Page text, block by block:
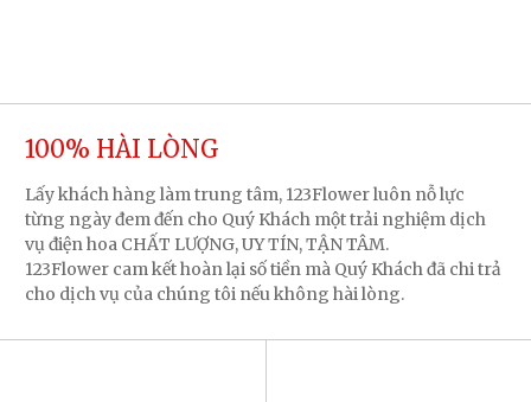
100% HÀI LÒNG
Lấy khách hàng làm trung tâm, 123Flower luôn nỗ lực
từng ngày đem đến cho Quý Khách một trải nghiệm dịch
vụ điện hoa CHẤT LƯỢNG, UY TÍN, TẬN TÂM.
123Flower cam kết hoàn lại số tiền mà Quý Khách đã chi trả
cho dịch vụ của chúng tôi nếu không hài lòng.